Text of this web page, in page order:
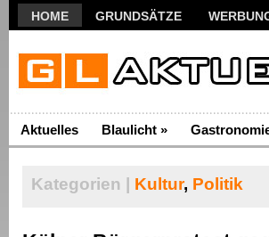
HOME GRUNDSÄTZE
Aktuelles Blaulicht »
Kategorien | Kultur, Politik